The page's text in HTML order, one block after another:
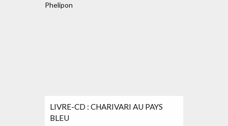
LIVRE-CD : CHARIVARI AU PAYS
BLEU